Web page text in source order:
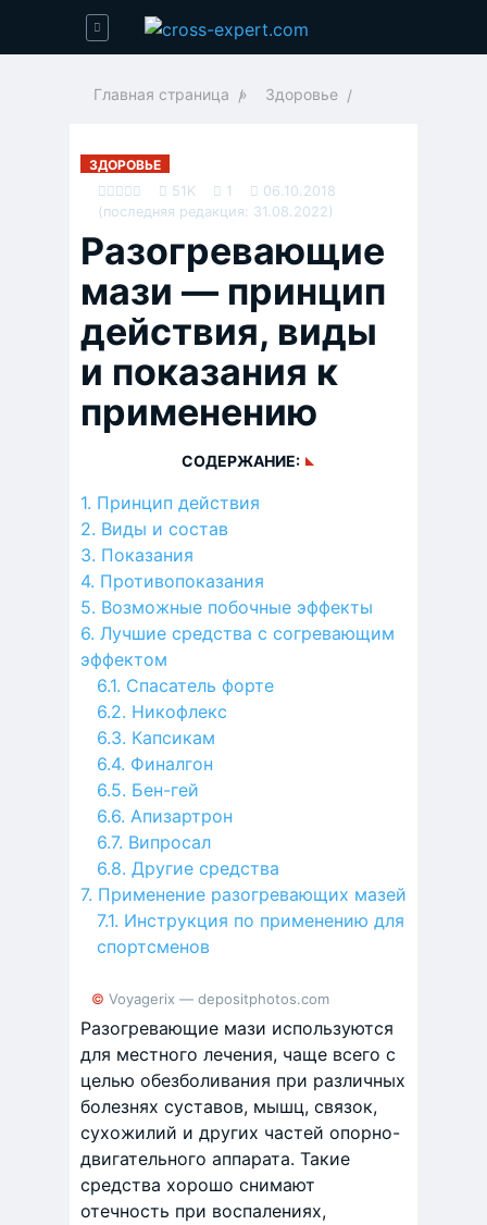
Главная страница » Здоровье
ЗДОРОВЬЕ
51K
1
06.10.2018
(последняя редакция: 31.08.2022)
Разогревающие
мази — принцип
действия, виды
и показания к
применению
СОДЕРЖАНИЕ:
Принцип действия
Виды и состав
Показания
Противопоказания
Возможные побочные эффекты
Лучшие средства с согревающим
эффектом
Спасатель форте
Никофлекс
Капсикам
Финалгон
Бен-гей
Апизартрон
Випросал
Другие средства
Применение разогревающих мазей
Инструкция по применению для
спортсменов
© Voyagerix — depositphotos.com
Разогревающие мази используются
для местного лечения, чаще всего с
целью обезболивания при различных
болезнях суставов, мышц, связок,
сухожилий и других частей опорно-
двигательного аппарата. Такие
средства хорошо снимают
отечность при воспалениях,